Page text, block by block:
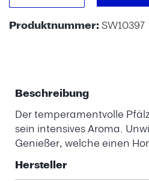
Produktnummer:SW10397
Beschreibung
Der temperamentvolle
sein intensives Aroma.
Genießer, welche einen
Hersteller